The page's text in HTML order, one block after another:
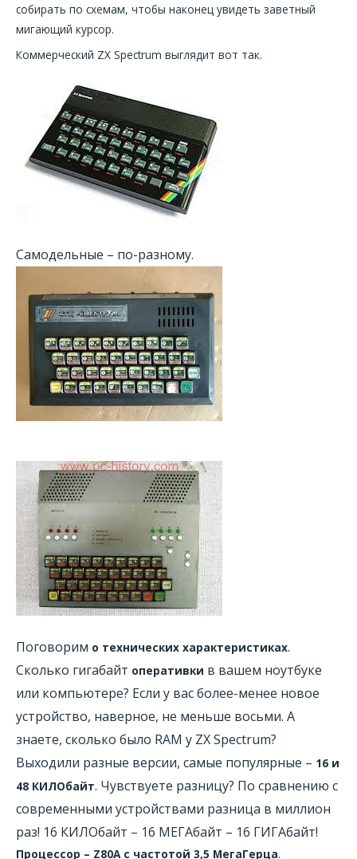
собирать по схемам, чтобы наконец увидеть заветный
мигающий курсор.
Коммерческий ZX Spectrum выглядит вот так.
Самодельные – по-разному.
Поговорим о технических характеристиках.
Сколько гигабайт оперативки в вашем ноутбуке
или компьютере? Если у вас более-менее новое
устройство, наверное, не меньше восьми. А
знаете, сколько было RAM у ZX Spectrum?
Выходили разные версии, самые популярные – 16 и
48 КИЛОбайт. Чувствуете разницу? По сравнению с
современными устройствами разница в миллион
раз! 16 КИЛОбайт – 16 МЕГАбайт – 16 ГИГАбайт!
Процессор – Z80A с частотой 3,5 МегаГерца.